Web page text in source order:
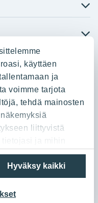
käyttäen
ja
voimme tarjota
tehdä mainosten
liittyvistä
ja mihin
seuraavia:
sijainnistasi,
Hyväksy kaikki
palautetta
Evästeet